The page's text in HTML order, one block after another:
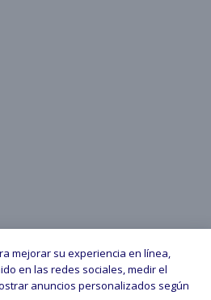
mejorar su experiencia en línea,
en las redes sociales, medir el
anuncios personalizados según